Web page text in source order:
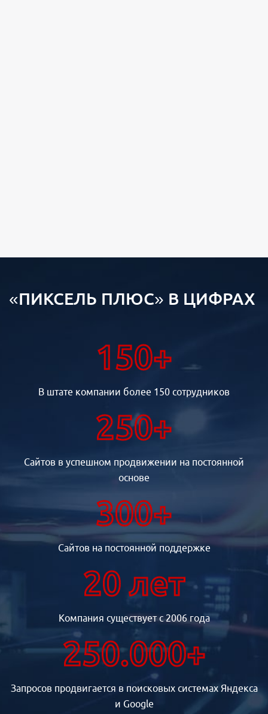
«ПИКСЕЛЬ ПЛЮС» В ЦИФРАХ
150+
В штате компании более 150 сотрудников
250+
Сайтов в успешном продвижении на постоянной
основе
300+
Сайтов на постоянной поддержке
20 лет
Компания существует с 2006 года
250.000+
Запросов продвигается в поисковых системах Яндекса
и Google